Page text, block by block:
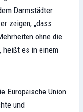
Darmstädter
zeigen, „dass
ohne die
heißt es in einem
Europäische Union
und